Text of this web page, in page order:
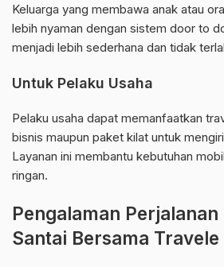
Keluarga yang membawa anak atau
lebih nyaman dengan sistem door to
menjadi lebih sederhana dan tidak
Untuk Pelaku Usaha
Pelaku usaha dapat memanfaatkan
bisnis maupun paket kilat untuk
Layanan ini membantu kebutuhan
ringan.
Pengalaman Perjalanan
Santai Bersama Travele